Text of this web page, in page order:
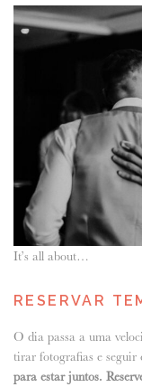
It’s all about…
RESERVAR
O dia passa a uma
tirar fotografias e seguir
para estar juntos.